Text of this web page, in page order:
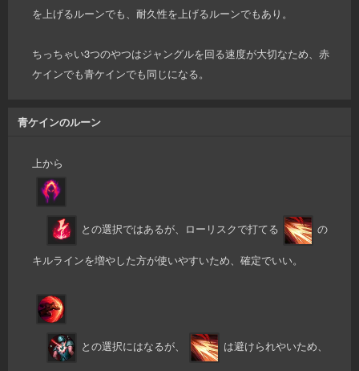
を上げるルーンでも、耐久性を上げるルーンでもあり。
ちっちゃい3つのやつはジャングルを回る速度が大切なため、赤
ケインでも青ケインでも同じになる。
青ケインのルーン
上から
との選択ではあるが、ローリスクで打てる の
キルラインを増やした方が使いやすいため、確定でいい。
との選択にはなるが、 は避けられやいため、